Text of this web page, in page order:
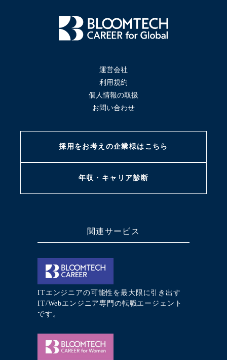
運営会社
利用規約
個人情報の取扱
お問い合わせ
採用をお考えの企業様はこちら
年収・キャリア診断
関連サービス
ITエンジニアの可能性を最大限に引き出す
IT/Webエンジニア専門の転職エージェント
です。